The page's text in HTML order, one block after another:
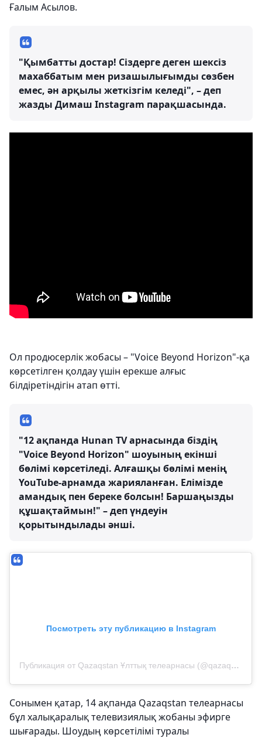
Ғалым Асылов.
"Қымбатты достар! Сіздерге деген шексіз
махаббатым мен ризашылығымды сөзбен
емес, ән арқылы жеткізгім келеді", – деп
жазды Димаш Instagram парақшасында.
Ол продюсерлік жобасы – "Voice Beyond Horizon"-қа
көрсетілген қолдау үшін ерекше алғыс
білдіретіндігін атап өтті.
"12 ақпанда Hunan TV арнасында біздің
"Voice Beyond Horizon" шоуының екінші
бөлімі көрсетіледі. Алғашқы бөлімі менің
YouTube-арнамда жарияланған. Елімізде
амандық пен береке болсын! Баршаңызды
құшақтаймын!" – деп үндеуін
қорытындылады әнші.
Посмотреть эту публикацию в Instagram
Публикация от Qazaqstan Ұлттық телеарнасы (@qazaqstantv)
Сонымен қатар, 14 ақпанда Qazaqstan телеарнасы
бұл халықаралық телевизиялық жобаны эфирге
шығарады. Шоудың көрсетілімі туралы